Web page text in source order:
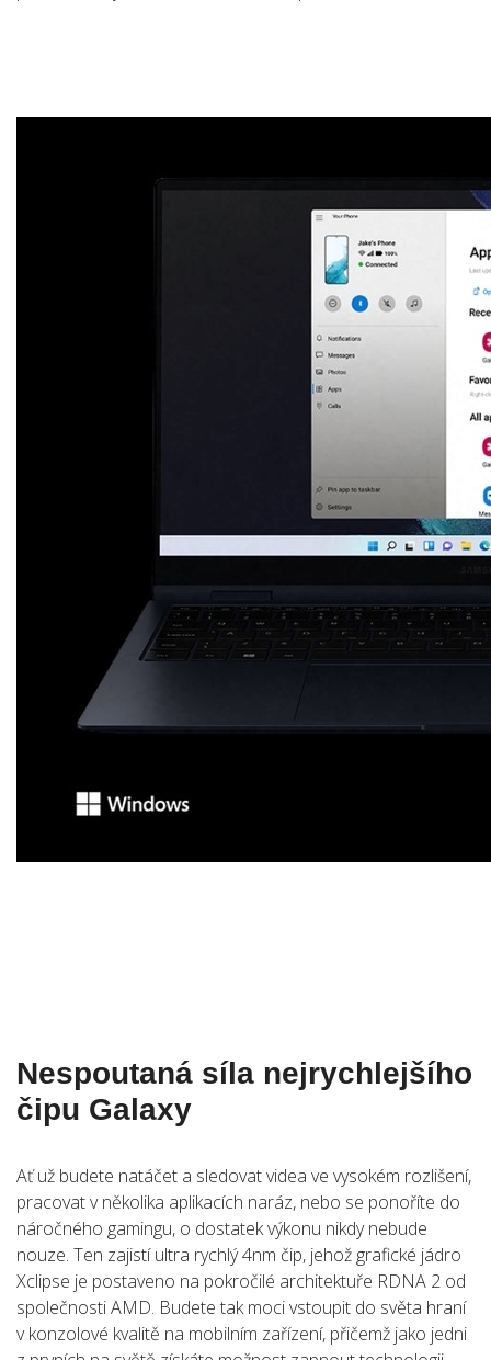
Nespoutaná síla nejrychlejšího
čipu Galaxy
Ať už budete natáčet a sledovat videa ve vysokém rozlišení,
pracovat v několika aplikacích naráz, nebo se ponoříte do
náročného gamingu, o dostatek výkonu nikdy nebude
nouze. Ten zajistí ultra rychlý 4nm čip, jehož grafické jádro
Xclipse je postaveno na pokročilé architektuře RDNA 2 od
společnosti AMD. Budete tak moci vstoupit do světa hraní
v konzolové kvalitě na mobilním zařízení, přičemž jako jedni